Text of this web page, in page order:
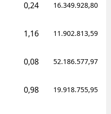
0,24 16.349.928,80
1,16 11.902.813,59
0,08 52.186.577,97
0,98 19.918.755,95